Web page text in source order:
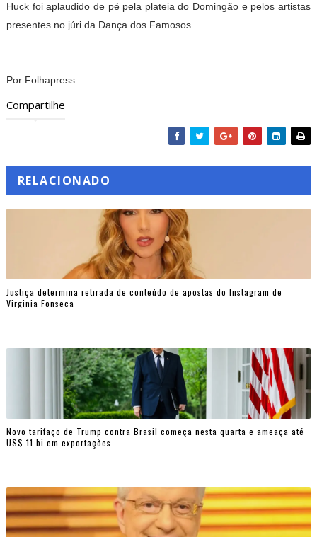
Huck foi aplaudido de pé pela plateia do Domingão e pelos artistas
presentes no júri da Dança dos Famosos.
Por Folhapress
Compartilhe
RELACIONADO
Justiça determina retirada de conteúdo de apostas do Instagram de
Virginia Fonseca
Novo tarifaço de Trump contra Brasil começa nesta quarta e ameaça até
US$ 11 bi em exportações